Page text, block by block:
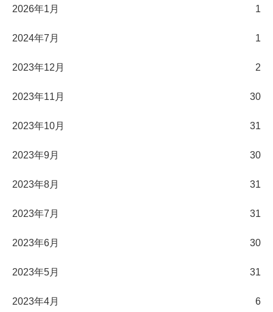
2026年1月 1
2024年7月 1
2023年12月 2
2023年11月 30
2023年10月 31
2023年9月 30
2023年8月 31
2023年7月 31
2023年6月 30
2023年5月 31
2023年4月 6